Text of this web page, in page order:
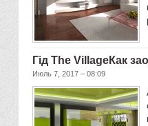
Гід The ​​VillageКак
Июль 7, 2017 – 08:09